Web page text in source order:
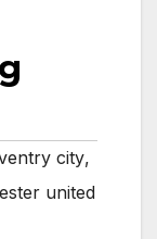
city,
united